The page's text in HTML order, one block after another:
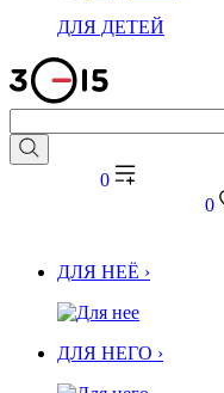
ДЛЯ ДЕТЕЙ
0
0
ДЛЯ НЕЁ ›
ДЛЯ НЕГО ›